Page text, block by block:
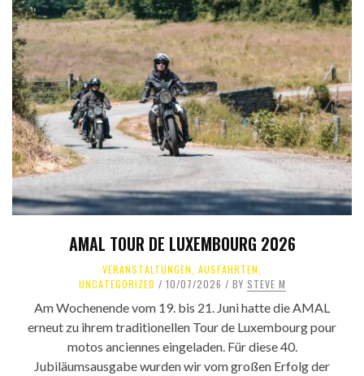
AMAL TOUR DE LUXEMBOURG 2026
VERANSTALTUNGEN AUSFAHRTEN
UNCATEGORIZED
10/07/2026 BY STEVE M
Am Wochenende vom 19. bis 21. Juni hatte die AMAL
erneut zu ihrem traditionellen Tour de Luxembourg pour
motos anciennes eingeladen. Für diese 40.
Jubiläumsausgabe wurden wir vom großen Erfolg der